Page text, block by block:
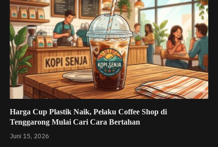
Harga Cup Plastik Naik, Pelaku Coffee Shop di
Tenggarong Mulai Cari Cara Bertahan
Juni 15, 2026